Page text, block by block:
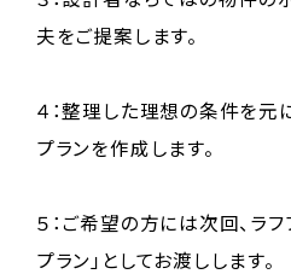
夫をご提案します。
４：整理した理想の条件を元
プランを作成します。
５：ご希望の方には次回、ラ
プラン」としてお渡しします。